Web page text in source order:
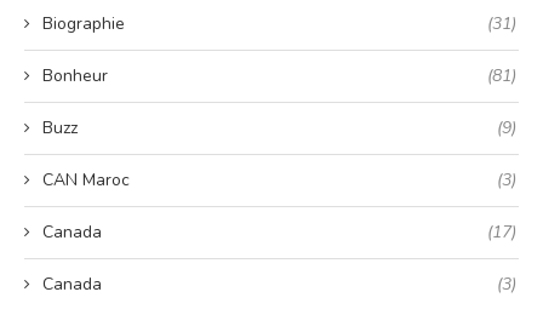
Biographie (31)
Bonheur (81)
Buzz (9)
CAN Maroc (3)
Canada (17)
Canada (3)